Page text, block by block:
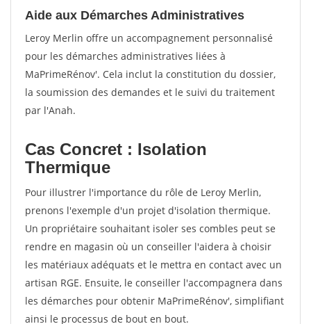
Aide aux Démarches Administratives
Leroy Merlin offre un accompagnement personnalisé
pour les démarches administratives liées à
MaPrimeRénov'. Cela inclut la constitution du dossier,
la soumission des demandes et le suivi du traitement
par l'Anah.
Cas Concret : Isolation
Thermique
Pour illustrer l'importance du rôle de Leroy Merlin,
prenons l'exemple d'un projet d'isolation thermique.
Un propriétaire souhaitant isoler ses combles peut se
rendre en magasin où un conseiller l'aidera à choisir
les matériaux adéquats et le mettra en contact avec un
artisan RGE. Ensuite, le conseiller l'accompagnera dans
les démarches pour obtenir MaPrimeRénov', simplifiant
ainsi le processus de bout en bout.